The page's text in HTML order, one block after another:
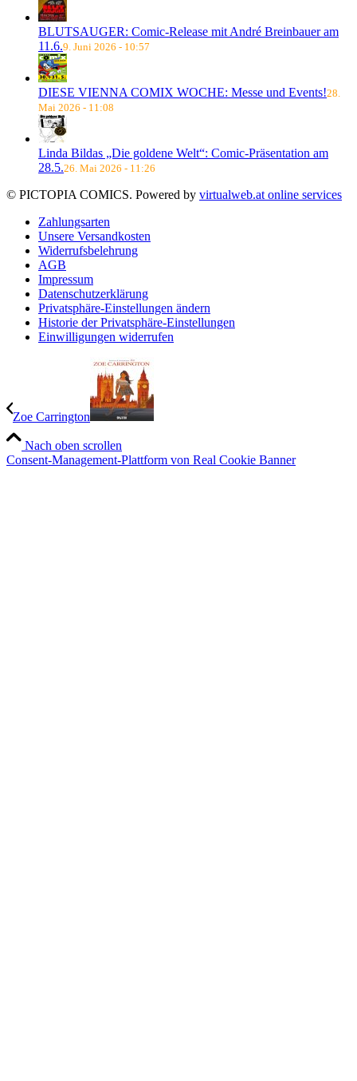
BLUTSAUGER: Comic-Release mit André Breinbauer am
11.6.9. Juni 2026 - 10:57
DIESE VIENNA COMIX WOCHE: Messe und Events!28.
Mai 2026 - 11:08
Linda Bildas „Die goldene Welt“: Comic-Präsentation am
28.5.26. Mai 2026 - 11:26
© PICTOPIA COMICS. Powered by virtualweb.at online services
Zahlungsarten
Unsere Versandkosten
Widerrufsbelehrung
AGB
Impressum
Datenschutzerklärung
Privatsphäre-Einstellungen ändern
Historie der Privatsphäre-Einstellungen
Einwilligungen widerrufen
Zoe Carrington
Nach oben scrollen
Consent-Management-Plattform von Real Cookie Banner